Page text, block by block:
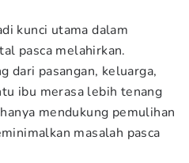
kunci utama dalam
pasca melahirkan.
dari pasangan, keluarga,
ibu merasa lebih tenang
mendukung pemulihan
masalah pasca